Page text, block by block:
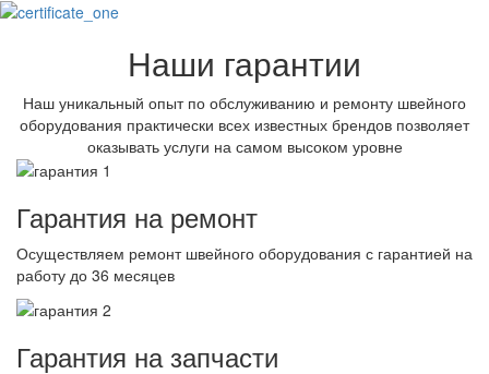
Наши гарантии
Наш уникальный опыт по обслуживанию и ремонту швейного
оборудования практически всех известных брендов позволяет
оказывать услуги на самом высоком уровне
Гарантия на ремонт
Осуществляем ремонт швейного оборудования с гарантией на
работу до 36 месяцев
Гарантия на запчасти